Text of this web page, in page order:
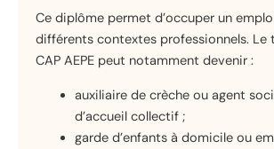
Ce diplôme permet d’occuper un
différents contextes professionnels. Le
CAP AEPE peut notamment devenir :
auxiliaire de crèche ou agent
d’accueil collectif ;
garde d’enfants à domicile ou